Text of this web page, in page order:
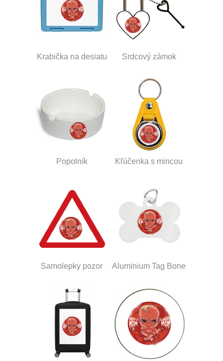
Krabička na desiatu Srdcový zámok
Popolník Kľúčenka s mincou
Samolepky pozor Aluminium Tag Bone